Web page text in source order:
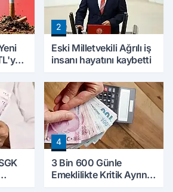
2
Eski Milletvekili Ağrılı iş
insanı hayatını kaybetti
4
3 Bin 600 Günle
Emeklilikte Kritik Ayrıntı!